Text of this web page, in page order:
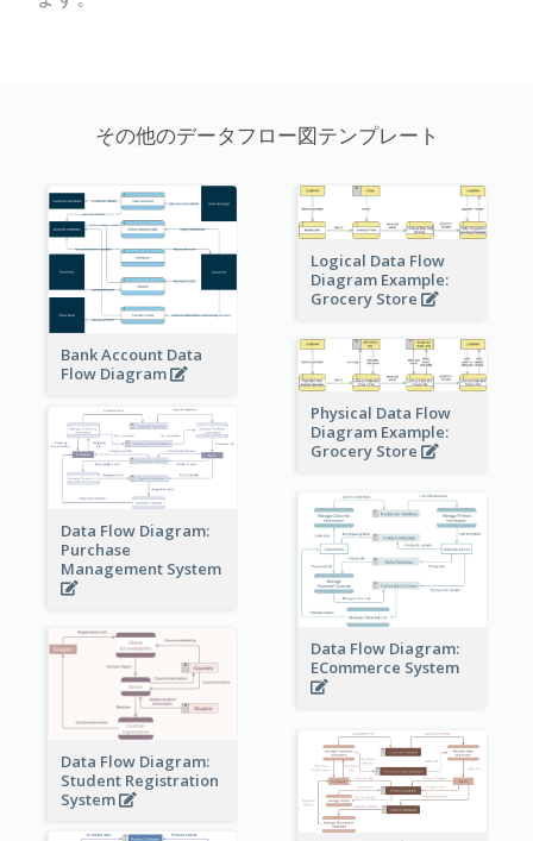
その他のデータフロー図テンプレート
Bank Account Data
Flow Diagram
Logical Data Flow
Diagram Example:
Grocery Store
Physical Data Flow
Diagram Example:
Grocery Store
Data Flow Diagram:
Purchase
Management System
Data Flow Diagram:
ECommerce System
Data Flow Diagram:
Student Registration
System